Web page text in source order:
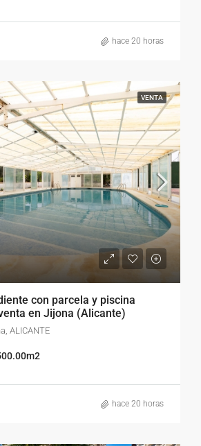
hace 20 horas
VENTA
con parcela y piscina
en Jijona (Alicante)
ALICANTE
m2
hace 20 horas